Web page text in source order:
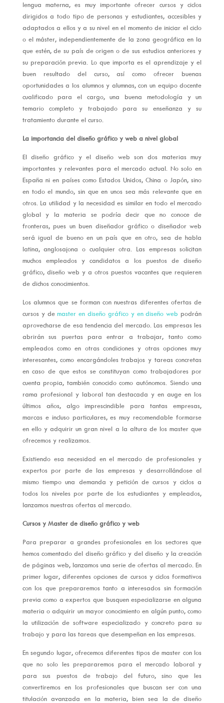
lengua materna, es muy importante ofrecer cursos y ciclos
dirigidos a todo tipo de personas y estudiantes, accesibles y
adaptados a ellos y a su nivel en el momento de iniciar el ciclo
o el máster, independientemente de la zona geográfica en la
que estén, de su país de origen o de sus estudios anteriores y
su preparación previa. Lo que importa es el aprendizaje y el
buen resultado del curso, así como ofrecer buenas
oportunidades a los alumnos y alumnas, con un equipo docente
cualificado para el cargo, una buena metodología y un
temario completo y trabajado para su enseñanza y su
tratamiento durante el curso.
La importancia del diseño gráfico y web a nivel global
El diseño gráfico y el diseño web son dos materias muy
importantes y relevantes para el mercado actual. No solo en
España ni en países como Estados Unidos, China o Japón, sino
en todo el mundo, sin que en unos sea más relevante que en
otros. La utilidad y la necesidad es similar en todo el mercado
global y la materia se podría decir que no conoce de
fronteras, pues un buen diseñador gráfico o diseñador web
será igual de bueno en un país que en otro, sea de habla
latina, anglosajona o cualquier otra. Las empresas solicitan
muchos empleados y candidatos a los puestos de diseño
gráfico, diseño web y a otros puestos vacantes que requieren
de dichos conocimientos.
Los alumnos que se forman con nuestras diferentes ofertas de
cursos y demaster en diseño gráfico y en diseño web podrán
aprovecharse de esa tendencia del mercado. Las empresas les
abrirán sus puertas para entrar a trabajar, tanto como
empleados como en otras condiciones y otras opciones muy
interesantes, como encargándoles trabajos y tareas concretas
en caso de que estos se constituyan como trabajadores por
cuenta propia, también conocido como autónomos. Siendo una
rama profesional y laboral tan destacada y en auge en los
últimos años, algo imprescindible para tantas empresas,
marcas e incluso particulares, es muy recomendable formarse
en ello y adquirir un gran nivel a la altura de los master que
ofrecemos y realizamos.
Existiendo esa necesidad en el mercado de profesionales y
expertos por parte de las empresas y desarrollándose al
mismo tiempo una demanda y petición de cursos y ciclos a
todos los niveles por parte de los estudiantes y empleados,
lanzamos nuestras ofertas al mercado.
Cursos y Master de diseño gráfico y web
Para preparar a grandes profesionales en los sectores que
hemos comentado del diseño gráfico y del diseño y la creación
de páginas web, lanzamos una serie de ofertas al mercado. En
primer lugar, diferentes opciones de cursos y ciclos formativos
con los que prepararemos tanto a interesados sin formación
previa como a expertos que busquen especializarse en alguna
materia o adquirir un mayor conocimiento en algún punto, como
la utilización de software especializado y concreto para su
trabajo y para las tareas que desempeñan en las empresas.
En segundo lugar, ofrecemos diferentes tipos de master con los
que no solo les prepararemos para el mercado laboral y
para sus puestos de trabajo del futuro, sino que les
convertiremos en los profesionales que buscan ser con una
titulación avanzada en la materia, bien sea la de diseño